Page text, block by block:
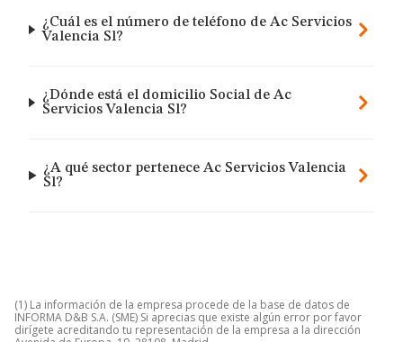
¿Cuál es el número de teléfono de Ac Servicios
Valencia Sl?
¿Dónde está el domicilio Social de Ac
Servicios Valencia Sl?
¿A qué sector pertenece Ac Servicios Valencia
Sl?
(1) La información de la empresa procede de la base de datos de
INFORMA D&B S.A. (SME) Si aprecias que existe algún error por favor
dirígete acreditando tu representación de la empresa a la dirección